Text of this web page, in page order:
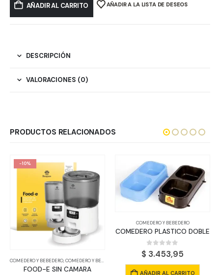
AÑADIR AL CARRITO AÑADIR A LA LISTA DE DESEOS
DESCRIPCIÓN
VALORACIONES (0)
PRODUCTOS RELACIONADOS
-10%
COMEDERO Y BEBEDERO,COMEDERO Y BEBEDERO
FOOD-E SIN CAMARA
COMEDERO Y BEBEDERO
COMEDERO PLASTICO DOBLE
0out of 5
$ 3.453,95
AÑADIR AL CARRITO